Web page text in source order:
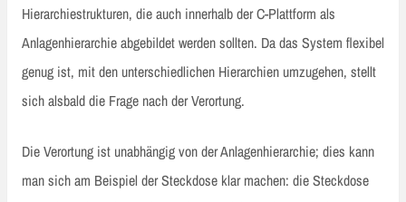
Hierarchiestrukturen, die auch innerhalb der C-Plattform als
Anlagenhierarchie abgebildet werden sollten. Da das System flexibel
genug ist, mit den unterschiedlichen Hierarchien umzugehen, stellt
sich alsbald die Frage nach der Verortung.
Die Verortung ist unabhängig von der Anlagenhierarchie; dies kann
man sich am Beispiel der Steckdose klar machen: die Steckdose